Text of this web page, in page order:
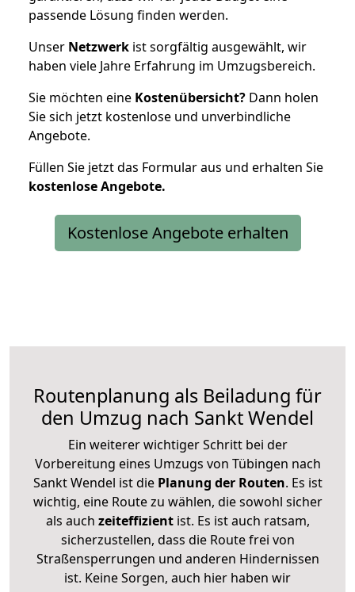
passende Lösung finden werden.
Unser Netzwerk ist sorgfältig ausgewählt, wir
haben viele Jahre Erfahrung im Umzugsbereich.
Sie möchten eine Kostenübersicht? Dann holen
Sie sich jetzt kostenlose und unverbindliche
Angebote.
Füllen Sie jetzt das Formular aus und erhalten Sie
kostenloseAngebote.
Kostenlose Angebote erhalten
Routenplanung als Beiladung für
den Umzug nach Sankt Wendel
Ein weiterer wichtiger Schritt bei der
Vorbereitung eines Umzugs von Tübingen nach
Sankt Wendel ist diePlanung der Routen. Es ist
wichtig, eine Route zu wählen, die sowohl sicher
als auch zeiteffizientist. Es ist auch ratsam,
sicherzustellen, dass die Route frei von
Straßensperrungen und anderen Hindernissen
ist. Keine Sorgen, auch hier haben wir